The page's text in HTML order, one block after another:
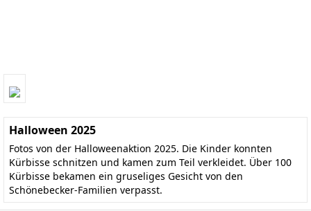
Halloween 2025
Fotos von der Halloweenaktion 2025. Die Kinder konnten
Kürbisse schnitzen und kamen zum Teil verkleidet. Über 100
Kürbisse bekamen ein gruseliges Gesicht von den
Schönebecker-Familien verpasst.